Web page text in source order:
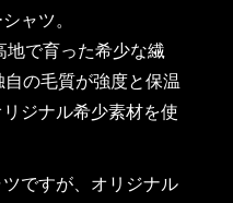
ャツ。
地で育った希少な繊
自の毛質が強度と保温
ジナル希少素材を使
ですが、オリジナル